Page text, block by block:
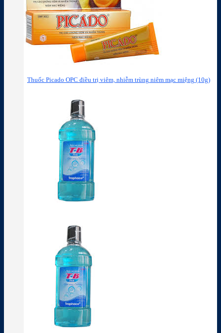
Thuốc Picado OPC điều trị viêm, nhiễm trùng niêm mạc miệng (10g)